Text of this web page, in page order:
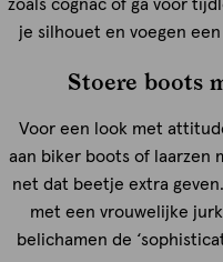
zoals cognac of ga voor
je silhouet en voegen
Stoere boots
Voor een look met
aan biker boots of laarzen
net dat beetje extra
met een vrouwelijke
belichamen de